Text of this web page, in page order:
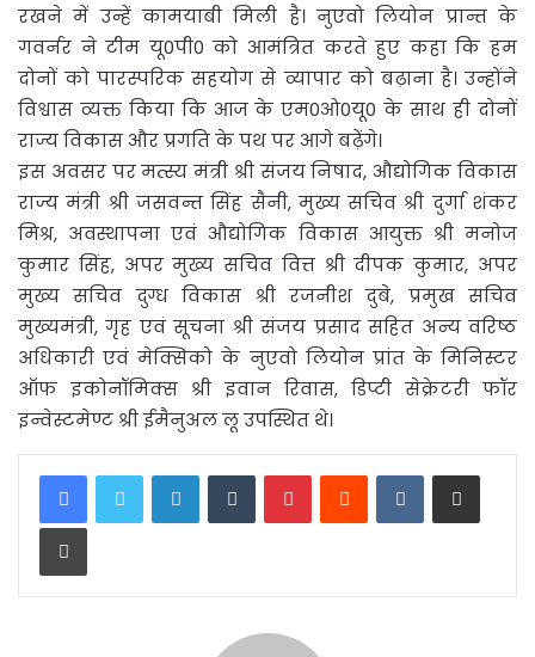
रखने में उन्हें कामयाबी मिली है। नुएवो लियोन प्रान्त के
गवर्नर ने टीम यू0पी0 को आमंत्रित करते हुए कहा कि हम
दोनों को पारस्परिक सहयोग से व्यापार को बढ़ाना है। उन्होंने
विश्वास व्यक्त किया कि आज के एम0ओ0यू0 के साथ ही दोनों
राज्य विकास और प्रगति के पथ पर आगे बढ़ेंगे।
इस अवसर पर मत्स्य मंत्री श्री संजय निषाद, औद्योगिक विकास
राज्य मंत्री श्री जसवन्त सिंह सैनी, मुख्य सचिव श्री दुर्गा शंकर
मिश्र, अवस्थापना एवं औद्योगिक विकास आयुक्त श्री मनोज
कुमार सिंह, अपर मुख्य सचिव वित्त श्री दीपक कुमार, अपर
मुख्य सचिव दुग्ध विकास श्री रजनीश दुबे, प्रमुख सचिव
मुख्यमंत्री, गृह एवं सूचना श्री संजय प्रसाद सहित अन्य वरिष्ठ
अधिकारी एवं मेक्सिको के नुएवो लियोन प्रांत के मिनिस्टर
ऑफ इकोनॉमिक्स श्री इवान रिवास, डिप्टी सेक्रेटरी फॉर
इन्वेस्टमेण्ट श्री ईमैनुअल लू उपस्थित थे।
LinkedInTumblrPinterestReddit VKontakteShare via Email
Print